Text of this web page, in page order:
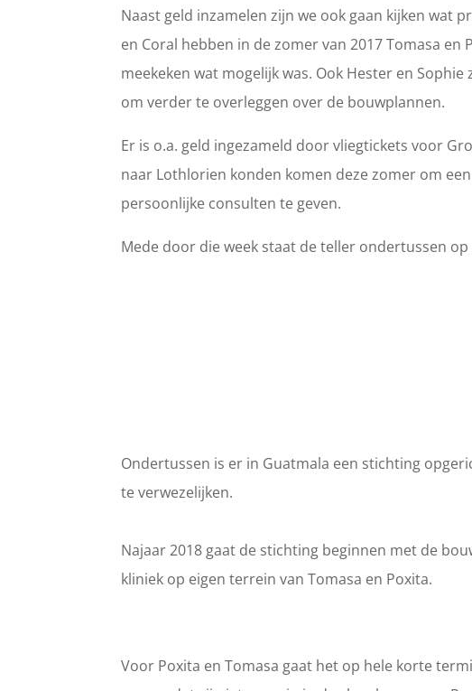
Naast geld inzamelen zijn we ook gaan kijken wat
en Coral hebben in de zomer van 2017 Tomasa
meekeken wat mogelijk was. Ook Hester en
om verder te overleggen over de bouwplannen.
Er is o.a. geld ingezameld door vliegtickets voor
naar Lothlorien konden komen deze zomer om
persoonlijke consulten te geven.
Mede door die week staat de teller ondertussen op
Ondertussen is er in Guatmala een stichting
te verwezelijken.
Najaar 2018 gaat de stichting beginnen met de
kliniek op eigen terrein van Tomasa en Poxita.
Voor Poxita en Tomasa gaat het op hele korte